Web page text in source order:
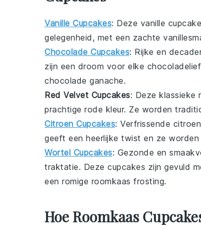
Vanille Cupcakes: Deze vanille
gelegenheid, met een zachte
Chocolade Cupcakes: Rijke en
zijn een droom voor elke
chocolade ganache.
Red Velvet Cupcakes: Deze klassieke
prachtige rode kleur. Ze worden
Citroen Cupcakes: Verfrissende
geeft een heerlijke twist en ze
Wortel Cupcakes: Gezonde en
traktatie. Deze cupcakes zijn gevuld
een romige roomkaas frosting.
Hoe Roomkaas